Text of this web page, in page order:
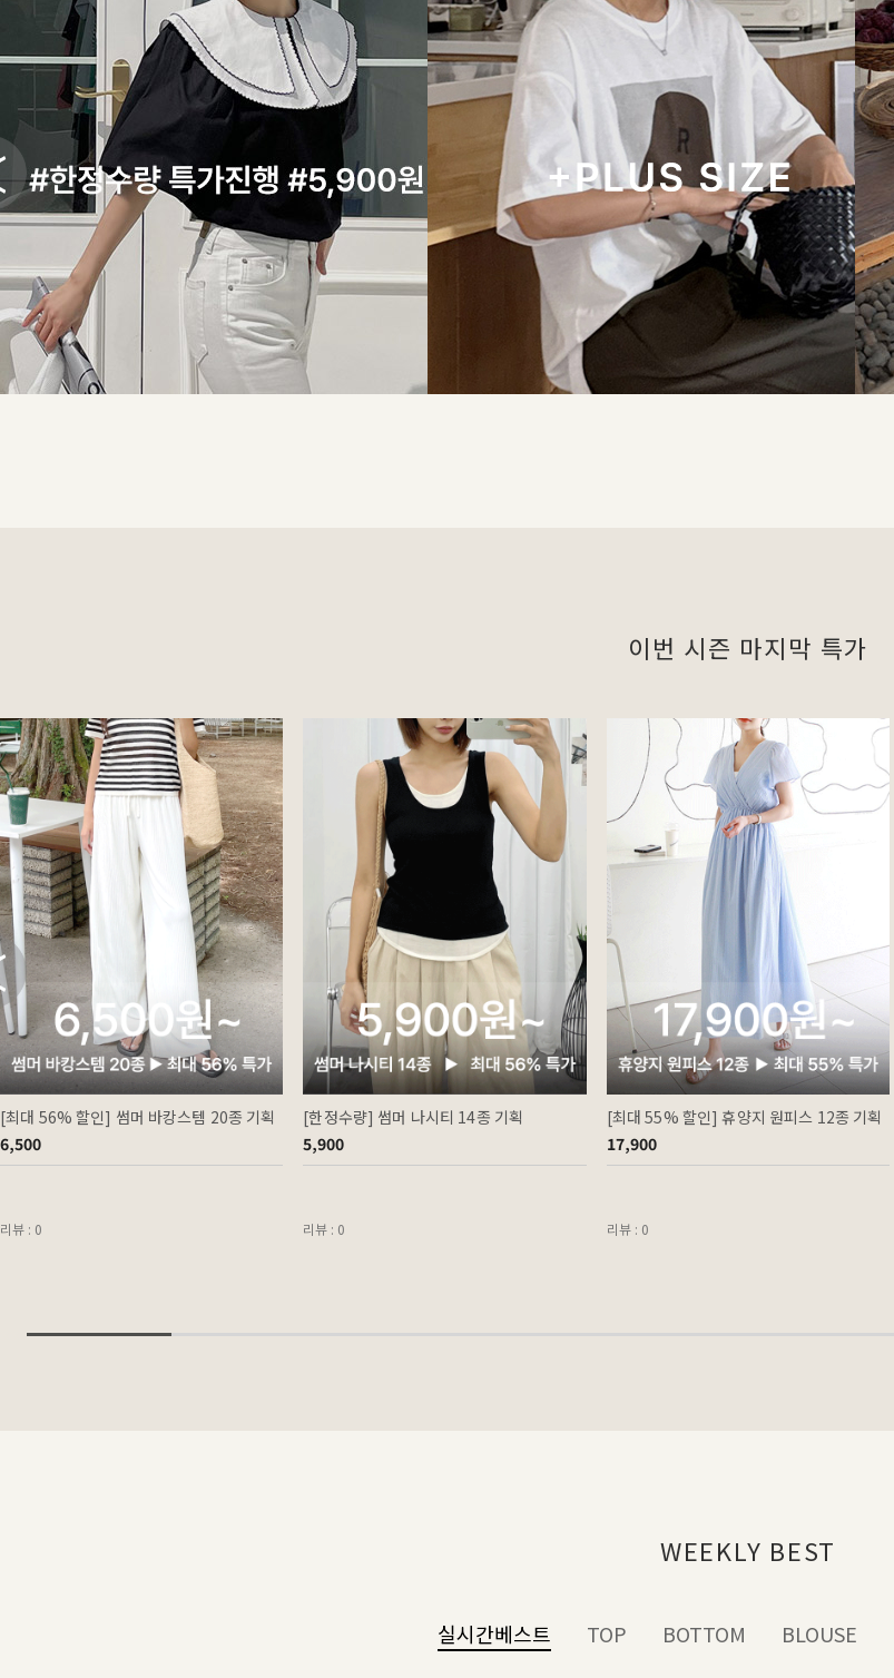
이번 시즌 마지막 특가
[최대 56% 할인] 썸머 바캉스템 20종 기획
6,500
리뷰 : 0
[한정수량] 썸머 나시티 14종 기획
5,900
리뷰 : 0
[최대 55% 할인] 휴양지 원피스 12종 기획
17,900
리뷰 : 0
WEEKLY BEST
실시간베스트 TOP BOTTOM BLOUSE